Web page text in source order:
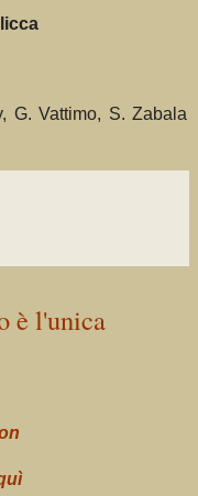
G. Vattimo, S. Zabala
è l'unica